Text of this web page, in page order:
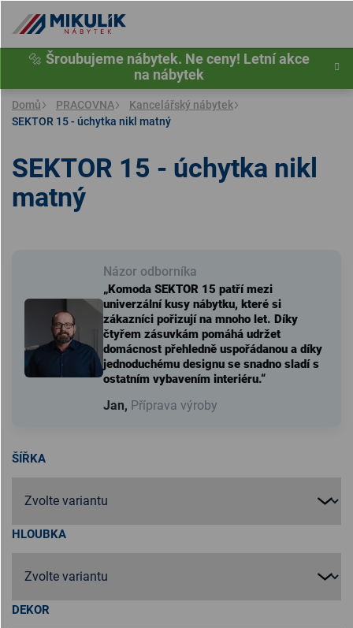
obsah
🔩 Šroubujeme nábytek. Ne ceny! Letní akce
na nábytek
Domů PRACOVNA
Kancelářský nábytek
SEKTOR 15 - úchytka nikl matný
Názor odborníka
„Komoda SEKTOR 15 patří mezi
univerzální kusy nábytku, které si
zákazníci pořizují na mnoho let. Díky
čtyřem zásuvkám pomáhá udržet
domácnost přehledně uspořádanou a díky
jednoduchému designu se snadno sladí s
ostatním vybavením interiéru.“
Jan, Příprava výroby
ŠÍŘKA
HLOUBKA
DEKOR
SEKTOR 15 - úchytka nikl
matný